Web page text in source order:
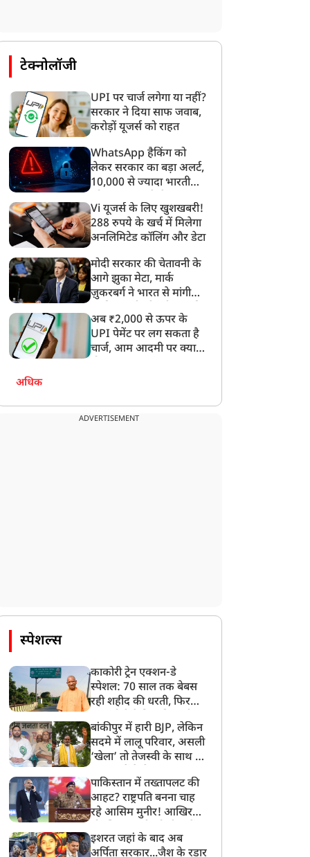
पानी के लिए PM मोदी के दर
पहुंचे थलपति विजय, चिट्ठी में
रखीं कई बड़ी मांगें
CJP: सौरभ दास की
आलीशान कोठी पर उठे सवाल,
1 लाख महीना किराया... जांच
में जुटीं एजेंसियां
टेक्नोलॉजी
UPI पर चार्ज लगेगा या नहीं?
सरकार ने दिया साफ जवाब,
करोड़ों यूजर्स को राहत
WhatsApp हैकिंग को
लेकर सरकार का बड़ा अलर्ट,
10,000 से ज्यादा भारतीयों
गया
Vi यूजर्स के लिए खुशखबरी!
288 रुपये के खर्च में मिलेगा
अनलिमिटेड कॉलिंग और डेटा
मोदी सरकार की चेतावनी के
आगे झुका मेटा, मार्क
ज़ुकरबर्ग ने भारत से मांगी
अब ₹2,000 से ऊपर के
UPI पेमेंट पर लग सकता है
चार्ज, आम आदमी पर क्या
अधिक
ADVERTISEMENT
स्पेशल्स
काकोरी ट्रेन एक्शन-डे
स्पेशल: 70 साल तक बेबस
रही शहीद की धरती, फिर
पीढ़ियों का दर्द
बांकीपुर में हारी BJP, लेकिन
सदमे में लालू परिवार, असली
‘खेला’ तो तेजस्वी के साथ हो
पाकिस्तान में तख्तापलट की
आहट? राष्ट्रपति बनना चाह
रहे आसिम मुनीर! आखिर
बनाया मोहरा?
इशरत जहां के बाद अब
अर्पिता सरकार...जैश के रडार